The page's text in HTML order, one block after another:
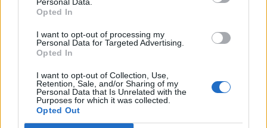
Opted In
I want to opt-out of processing my
Personal Data for Targeted Advertising.
Opted In
I want to opt-out of Collection, Use,
Retention, Sale, and/or Sharing of my
Personal Data that Is Unrelated with the
Purposes for which it was collected.
Opted Out
ATUALIDADE 23 horas atrás
Cultura digital pode “comprometer” a
criatividade antes de “provocar” mudanças
genéticas, diz neurocientista